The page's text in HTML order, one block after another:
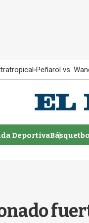
Peñarol vs.
Deportiva